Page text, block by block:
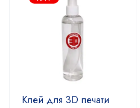
Клей для 3D печати